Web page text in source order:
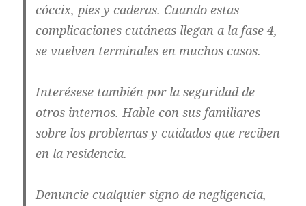
cóccix, pies y caderas. Cuando estas
complicaciones cutáneas llegan a la fase 4,
se vuelven terminales en muchos casos.
Interésese también por la seguridad de
otros internos. Hable con sus familiares
sobre los problemas y cuidados que reciben
en la residencia.
Denuncie cualquier signo de negligencia,